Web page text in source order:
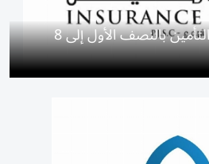
276 % نمواً لأرباح دار التأمين بالنصف الأول إلى 8